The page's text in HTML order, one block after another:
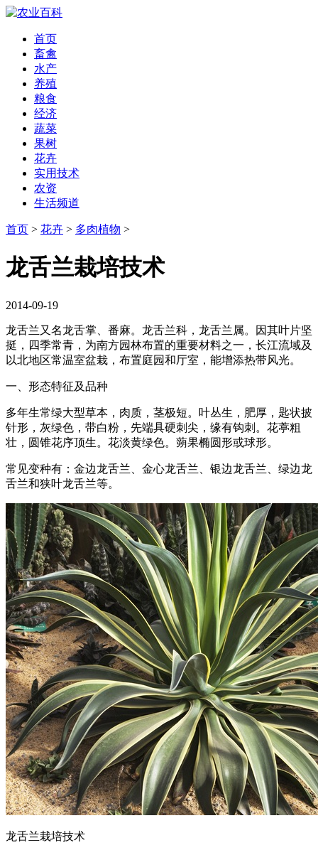
首页
畜禽
水产
养殖
粮食
经济
蔬菜
果树
花卉
实用技术
农资
生活频道
首页 > 花卉 > 多肉植物 >
龙舌兰栽培技术
2014-09-19
龙舌兰又名龙舌掌、番麻。龙舌兰科，龙舌兰属。因其叶片坚
挺，四季常青，为南方园林布置的重要材料之一，长江流域及
以北地区常温室盆栽，布置庭园和厅室，能增添热带风光。
一、形态特征及品种
多年生常绿大型草本，肉质，茎极短。叶丛生，肥厚，匙状披
针形，灰绿色，带白粉，先端具硬刺尖，缘有钩刺。花葶粗
壮，圆锥花序顶生。花淡黄绿色。蒴果椭圆形或球形。
常见变种有：金边龙舌兰、金心龙舌兰、银边龙舌兰、绿边龙
舌兰和狭叶龙舌兰等。
龙舌兰栽培技术